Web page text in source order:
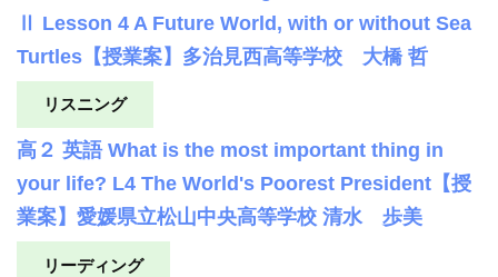
Ⅱ Lesson 4 A Future World, with or without Sea
Turtles【授業案】多治見西高等学校 大橋 哲
リスニング
高２ 英語 What is the most important thing in
your life? L4 The World's Poorest President【授
業案】愛媛県立松山中央高等学校 清水 歩美
リーディング